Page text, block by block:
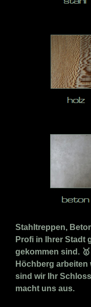
Stahltreppen,
Profi in Ihrer Stadt
gekommen sind.
Höchberg arbeiten
sind wir Ihr
macht uns aus.